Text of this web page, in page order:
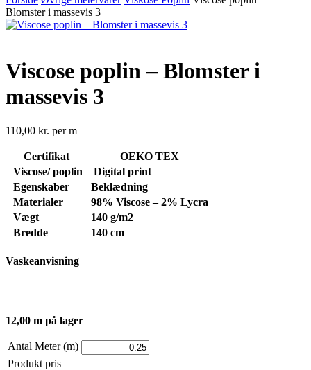
Blomster i massevis 3
Viscose poplin – Blomster i
massevis 3
110,00 kr. per m
Certifikat
OEKO TEX
Viscose/ poplin
Digital print
Egenskaber
Beklædning
Materialer
98% Viscose – 2% Lycra
Vægt
140 g/m2
Bredde
140 cm
Vaskeanvisning
12,00 m på lager
Antal Meter (m)
Produkt pris